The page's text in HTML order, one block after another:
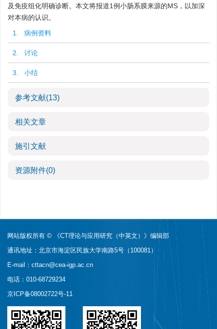
及免疫组化明确诊断。本文将报道1例小肠系膜来源的MS，以加深
对本病的认识。
1. 病例资料
2. 讨论
3. 小结
参考文献(13)
相关文章
施引文献
资源附件(0)
网站版权所有 © 《CT理论与应用研究（中英文）》编辑部
通讯地址：北京市海淀区民族大学南路5号（100081）
E-mail： cttacn@cea-igp.ac.cn
电话：010-68729234
京ICP备08002722号-11